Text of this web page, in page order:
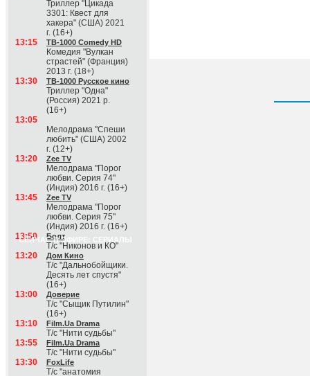
Триллер "Цикада
3301: Квест для
хакера" (США) 2021
г. (16+)
13:15
ТВ-1000 Comedy HD
Комедия "Вулкан
страстей" (Франция)
2013 г. (18+)
13:30
ТВ-1000 Русское кино
Триллер "Одна"
(Россия) 2021 р.
(16+)
13:05
Мелодрама "Спеши
любить" (США) 2002
г. (12+)
13:20
Zee TV
Мелодрама "Порог
любви. Серия 74"
(Индия) 2016 г. (16+)
13:45
Zee TV
Мелодрама "Порог
любви. Серия 75"
(Индия) 2016 г. (16+)
СЕЙЧАС В ЭФИРЕ: СЕРИАЛЫ
13:50 Болт
Т/с "Никонов и КО"
13:20
Дом Кино
Т/с "Дальнобойщики.
Десять лет спустя"
(16+)
13:00
Доверие
Т/с "Сыщик Путилин"
(16+)
13:10
Film.Ua Drama
Т/с "Нити судьбы"
13:55
Film.Ua Drama
Т/с "Нити судьбы"
13:30
FoxLife
Т/с "анатомия